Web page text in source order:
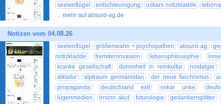
seelenflügel
entschleunigung oskars notizkladde
... mehr auf absurd-ag.de
Notizen vom 04.08.26
seelenflügel größenwahn + psychopathen absurd-ag
notizkladde
fremdeninvasion lebensphilosophie
kranke gesellschaft
dummheit in reinkultur
nostalgie
diktatur
alptraum germanistan der neue faschismus
propaganda
deutschland exit oskar unke
lügenmedien
irrsinn akut futurologie
gedankensplitter